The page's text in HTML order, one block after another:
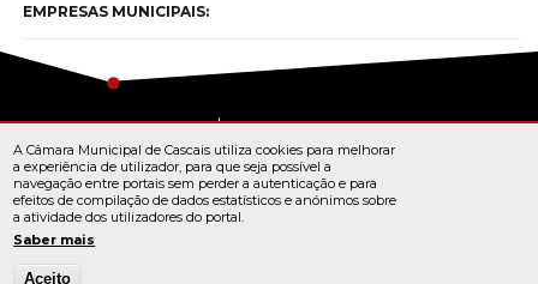
EMPRESAS MUNICIPAIS:
Todos os direitos reservados
TERMOS E CONDIÇÕES
A Câmara Municipal de Cascais utiliza cookies para melhorar
a experiência de utilizador, para que seja possível a
navegação entre portais sem perder a autenticação e para
efeitos de compilação de dados estatísticos e anónimos sobre
a atividade dos utilizadores do portal.
Saber mais
Aceito